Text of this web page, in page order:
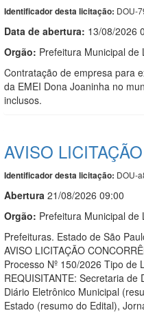
Identificador desta licitação: DOU-
Data de abertura: 13/08/2026
Orgão: Prefeitura Municipal de
Contratação de empresa para
da EMEI Dona Joaninha no
inclusos.
AVISO LICITAÇÃO
Identificador desta licitação: DOU-
Abertura 21/08/2026 09:00
Orgão: Prefeitura Municipal de
Prefeituras. Estado de São
AVISO LICITAÇÃO
Processo Nº 150/2026 Tipo de
REQUISITANTE: Secretaria de
Diário Eletrônico Municipal
Estado (resumo do Edital),